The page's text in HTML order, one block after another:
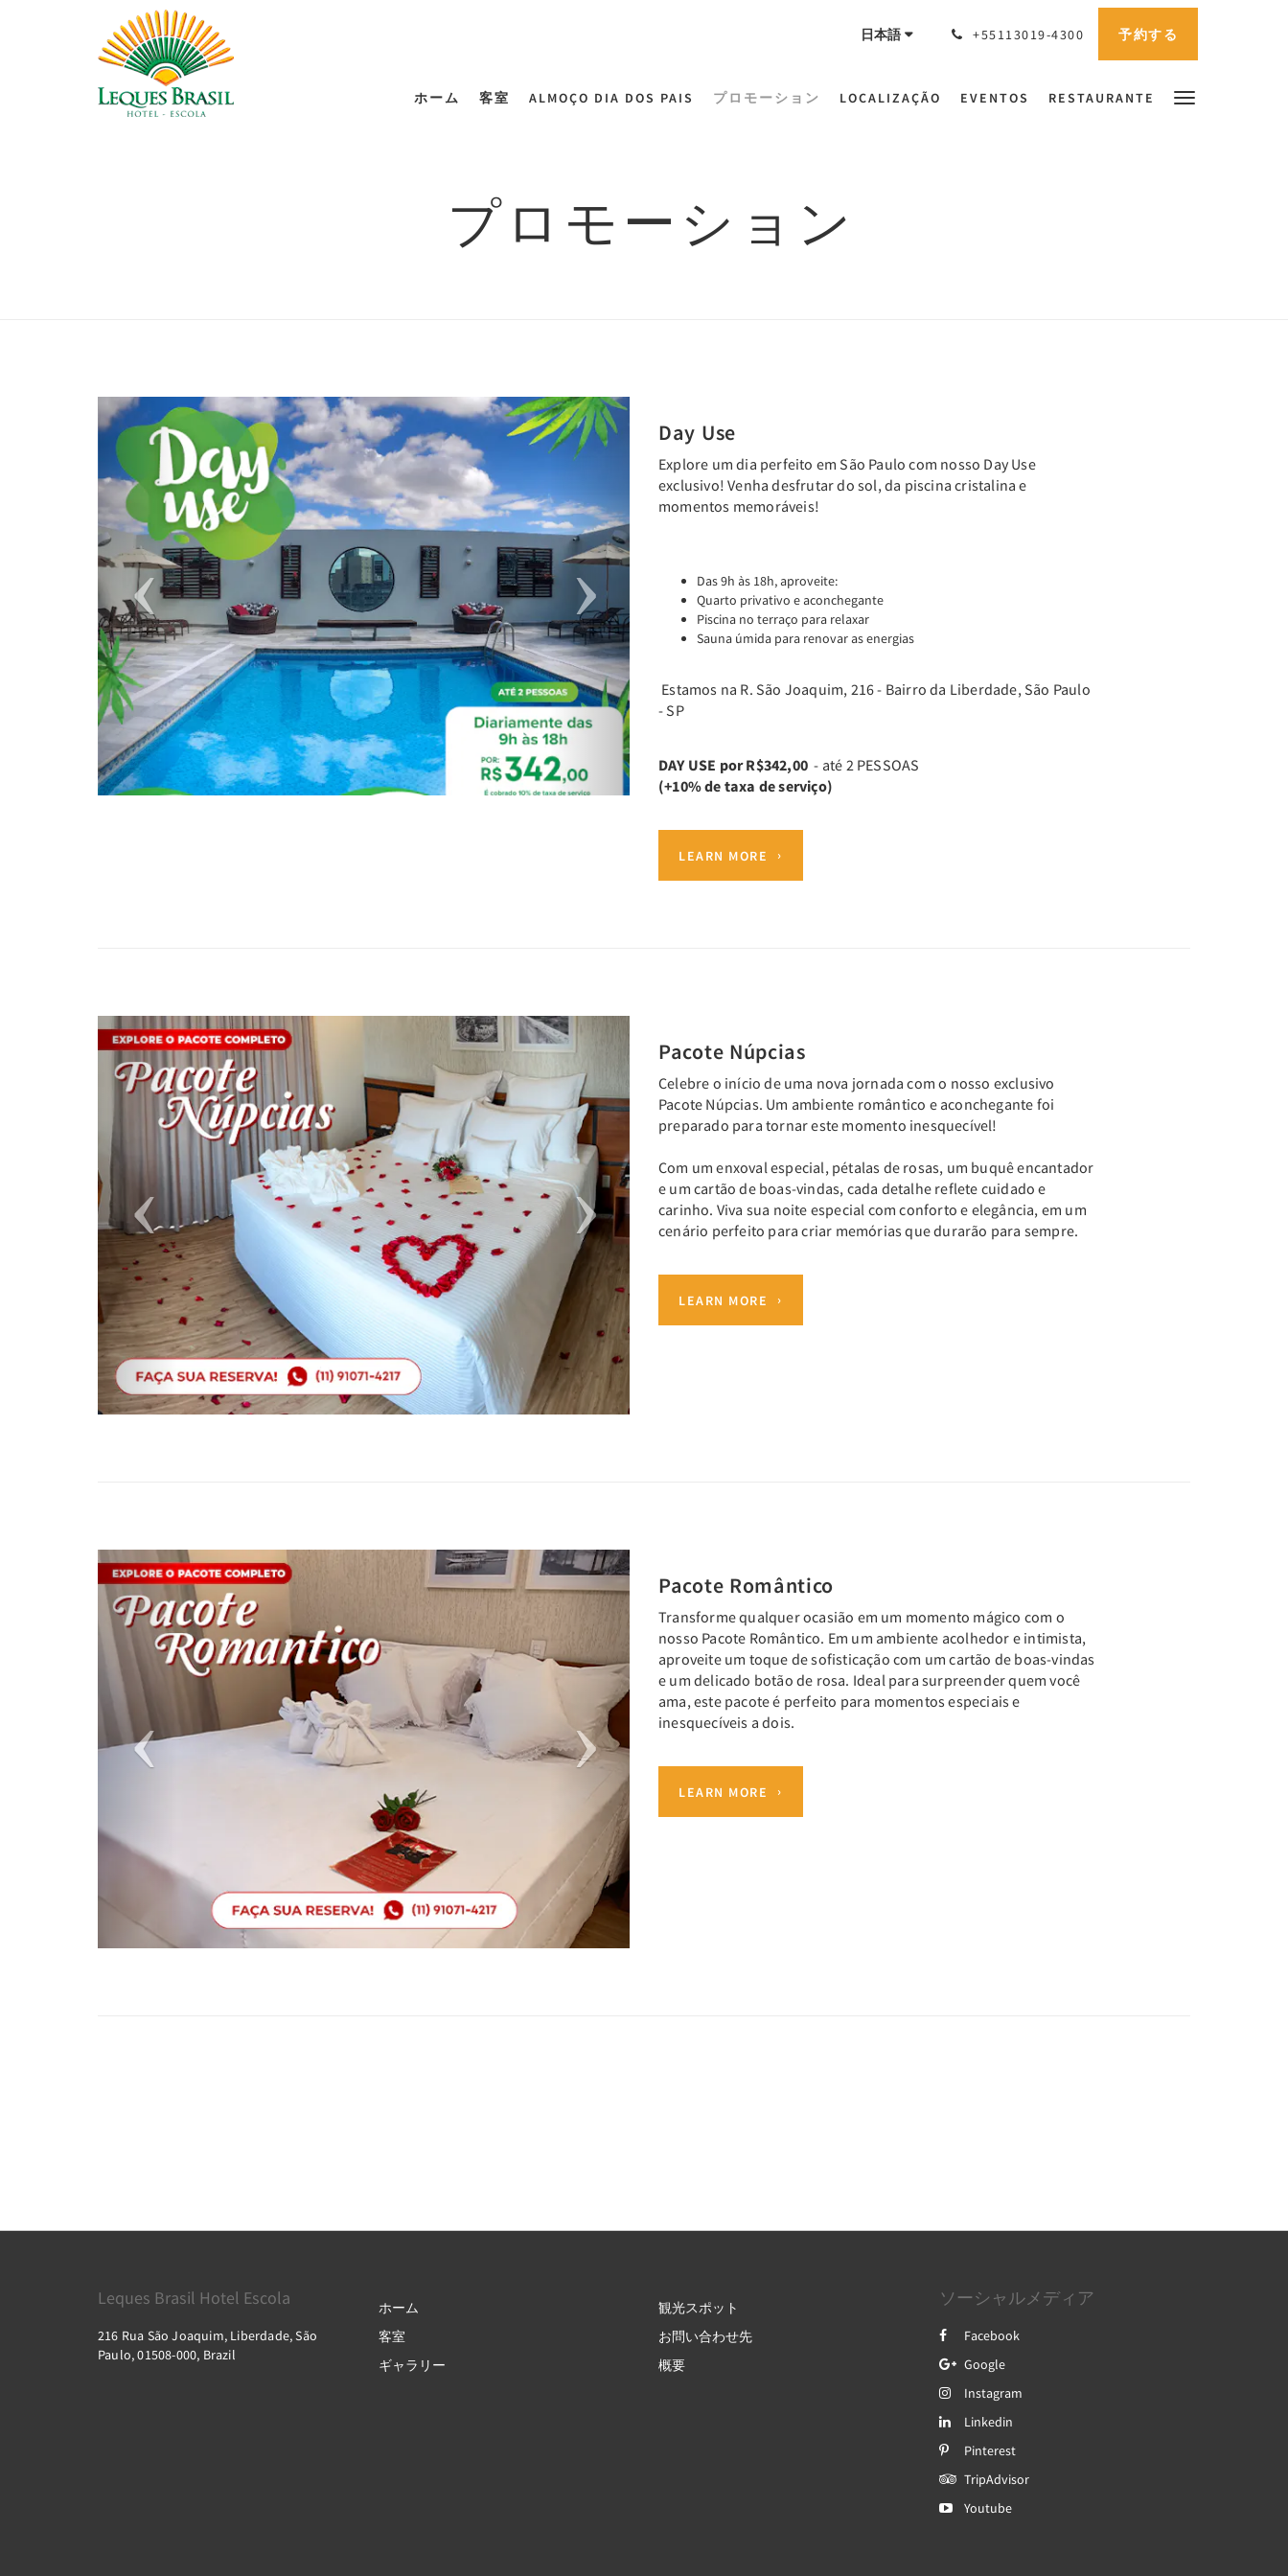
日本語 +55113019-4300 予約する
ホーム 客室 ALMOÇO DIA DOS PAIS プロモーション LOCALIZAÇÃO EVENTOS RESTAURANTE
プロモーション
Previous Next
Day Use
Explore um dia perfeito em São Paulo com nosso Day Use
exclusivo! Venha desfrutar do sol, da piscina cristalina e
momentos memoráveis!
Das 9h às 18h, aproveite:
Quarto privativo e aconchegante
Piscina no terraço para relaxar
Sauna úmida para renovar as energias
Estamos na R. São Joaquim, 216 - Bairro da Liberdade, São Paulo
- SP
DAY USE por R$342,00 - até 2 PESSOAS
(+10% de taxa de serviço)
LEARN MORE
Previous Next
Pacote Núpcias
Celebre o início de uma nova jornada com o nosso exclusivo
Pacote Núpcias. Um ambiente romântico e aconchegante foi
preparado para tornar este momento inesquecível!
Com um enxoval especial, pétalas de rosas, um buquê encantador
e um cartão de boas-vindas, cada detalhe reflete cuidado e
carinho. Viva sua noite especial com conforto e elegância, em um
cenário perfeito para criar memórias que durarão para sempre.
LEARN MORE
Previous Next
Pacote Romântico
Transforme qualquer ocasião em um momento mágico com o
nosso Pacote Romântico. Em um ambiente acolhedor e intimista,
aproveite um toque de sofisticação com um cartão de boas-vindas
e um delicado botão de rosa. Ideal para surpreender quem você
ama, este pacote é perfeito para momentos especiais e
inesquecíveis a dois.
LEARN MORE
Leques Brasil Hotel Escola
216 Rua São Joaquim, Liberdade, São
Paulo, 01508-000, Brazil
ホーム
客室
ギャラリー
観光スポット
お問い合わせ先
概要
ソーシャルメディア
Facebook
Google
Instagram
Linkedin
Pinterest
TripAdvisor
Youtube